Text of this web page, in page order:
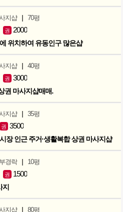
지샵 | 70평
권 2000
위치하여 유동인구 많은샵
지샵 | 40평
권 3000
권 마사지샵매매.
지샵 | 35평
권 3500
장 인근 주거·생활복합 상권 마사지샵
경락 | 10평
권 1500
지샵 | 80평